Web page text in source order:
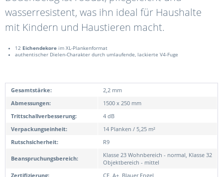
wasserresistent, was ihn ideal für Haushalte
mit Kindern und Haustieren macht.
12 Eichendekore im XL-Plankenformat
authentischer Dielen-Charakter durch umlaufende, lackierte V4-Fuge
Gesamtstärke:
2,2 mm
Abmessungen:
1500 x 250 mm
Trittschallverbesserung:
4 dB
Verpackungseinheit:
14 Planken / 5,25 m²
Rutschsicherheit:
R9
Beanspruchungsbereich:
Klasse 23 Wohnbereich - normal, Klasse 32
Objektbereich - mittel
Zertifizierung:
CE, A+, Blauer Engel